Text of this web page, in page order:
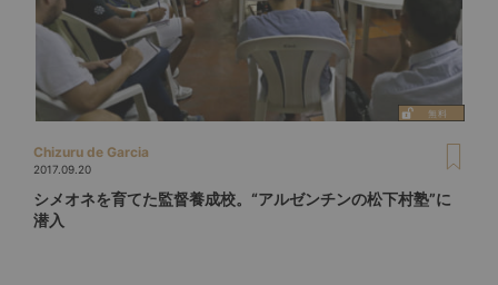
Chizuru de Garcia
2017.09.20
シメオネを育てた監督養成校。“アルゼンチンの松下村塾”に
潜入